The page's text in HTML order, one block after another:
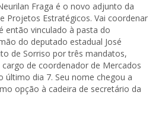
Fraga é o novo adjunto da
Projetos Estratégicos. Vai coordenar
então vinculado à pasta do
do deputado estadual José
de Sorriso por três mandatos,
de coordenador de Mercados
último dia 7. Seu nome chegou a
opção à cadeira de secretário da